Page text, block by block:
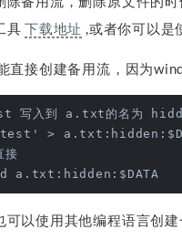
具下载地址 ,或者你可以是
直接创建备用流，因为
写入到 a.txt的名为
>
接
a.txt:hidden:$DATA
可以使用其他编程语言创建